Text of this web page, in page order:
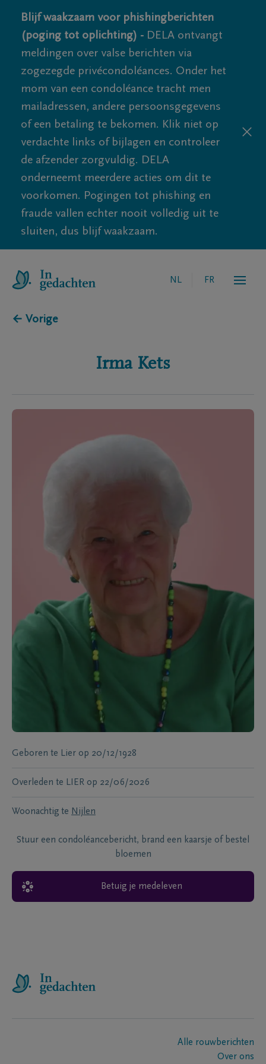
Blijf waakzaam voor phishingberichten
(poging tot oplichting) - DELA ontvangt
meldingen over valse berichten via
zogezegde privécondoléances. Onder het
mom van een condoléance tracht men
mailadressen, andere persoonsgegevens
of een betaling te bekomen. Klik niet op
verdachte links of bijlagen en controleer
de afzender zorgvuldig. DELA
onderneemt meerdere acties om dit te
voorkomen. Pogingen tot phishing en
fraude vallen echter nooit volledig uit te
sluiten, dus blijf waakzaam.
NL FR
← Vorige
Irma Kets
Geboren te Lier op 20/12/1928
Overleden te LIER op 22/06/2026
Woonachtig te Nijlen
Stuur een condoléancebericht, brand een kaarsje of bestel
bloemen
Betuig je medeleven
Alle rouwberichten
Over ons